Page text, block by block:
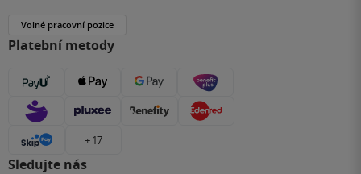
Volné pracovní pozice
Platební metody
+ 17
Sledujte nás